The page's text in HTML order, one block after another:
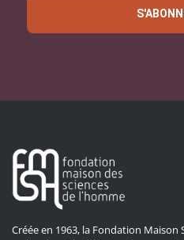
Créée en 1963, la Fondation